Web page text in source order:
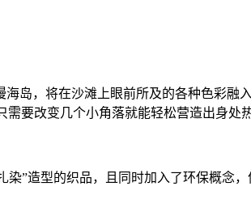
，将在沙滩上眼前所及的各种色彩融
要改变几个小角落就能轻松营造出身处
造型的织品，且同时加入了环保概念